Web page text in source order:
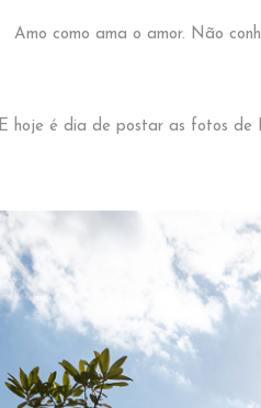
Amo como ama o amor. Não
E hoje é dia de postar as fotos de